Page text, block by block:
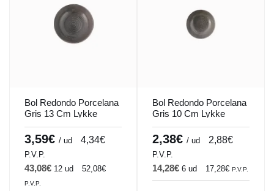
Bol Redondo Porcelana
Gris 13 Cm Lykke
Porland
3,59€ / ud 4,34€
P.V.P.
43,08€ 12 ud 52,08€
P.V.P.
Bol Redondo Porcelana
Gris 10 Cm Lykke
Porland
2,38€ / ud 2,88€
P.V.P.
14,28€ 6 ud 17,28€ P.V.P.